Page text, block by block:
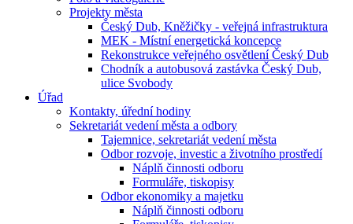
Projekty města
Český Dub, Kněžičky - veřejná infrastruktura
MEK - Místní energetická koncepce
Rekonstrukce veřejného osvětlení Český Dub
Chodník a autobusová zastávka Český Dub,
ulice Svobody
Úřad
Kontakty, úřední hodiny
Sekretariát vedení města a odbory
Tajemnice, sekretariát vedení města
Odbor rozvoje, investic a životního prostředí
Náplň činnosti odboru
Formuláře, tiskopisy
Odbor ekonomiky a majetku
Náplň činnosti odboru